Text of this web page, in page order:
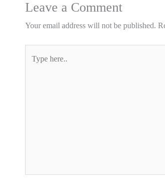
Leave a Comment
Your email address will not be published.